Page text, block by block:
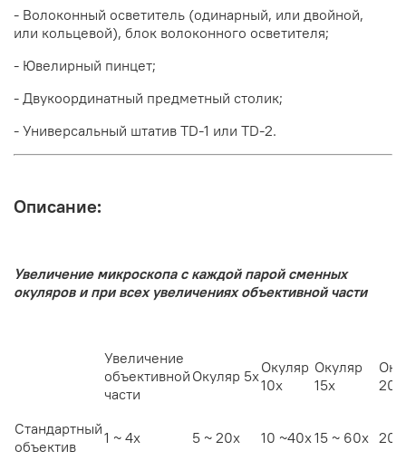
- Волоконный осветитель (одинарный, или двойной,
или кольцевой), блок волоконного осветителя;
- Ювелирный пинцет;
- Двукоординатный предметный столик;
- Универсальный штатив TD-1 или TD-2.
Описание:
Увеличение микроскопа с каждой парой сменных
окуляров и при всех увеличениях объективной части
Увеличение
объективной
части
Окуляр 5хОкуляр
10х
Окуляр
15х
20х
Стандартный
объектив
1 ~ 4х 5 ~ 20х 10 ~40х15 ~ 60х